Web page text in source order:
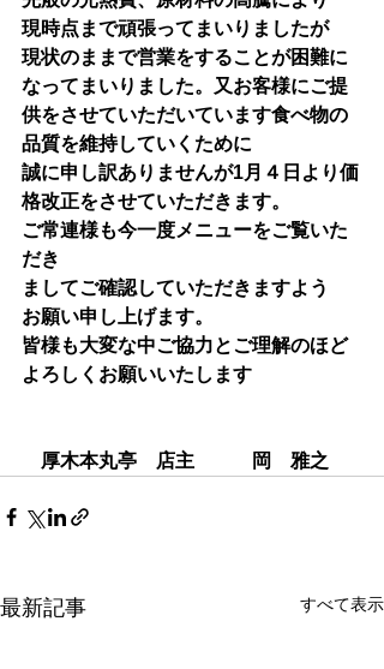
現時点まで頑張ってまいりましたが
現状のままで営業をすることが困難に
なってまいりました。又お客様にご提
供をさせていただいています食べ物の
品質を維持していくために
誠に申し訳ありませんが1月４日より価
格改正をさせていただきます。
ご常連様も今一度メニューをご覧いた
だき
ましてご確認していただきますよう
お願い申し上げます。
皆様も大変な中ご協力とご理解のほど
よろしくお願いいたします
厚木本丸亭　店主　　　岡　雅之
最新記事 すべて表示